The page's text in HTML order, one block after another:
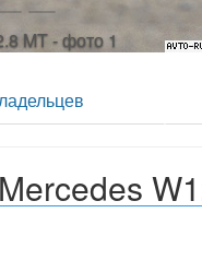
MT - фото 2